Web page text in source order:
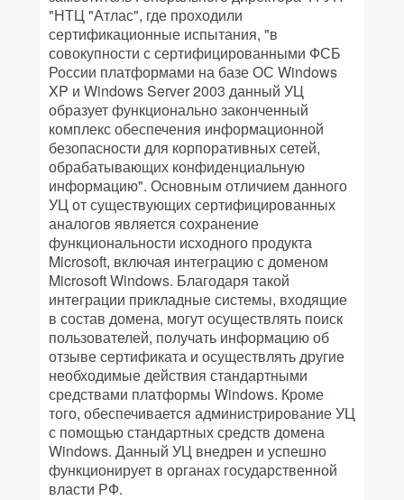
"НТЦ "Атлас", где проходили
сертификационные испытания, "в
совокупности с сертифицированными ФСБ
России платформами на базе ОС Windows
XP и Windows Server 2003 данный УЦ
образует функционально законченный
комплекс обеспечения информационной
безопасности для корпоративных сетей,
обрабатывающих конфиденциальную
информацию". Основным отличием данного
УЦ от существующих сертифицированных
аналогов является сохранение
функциональности исходного продукта
Microsoft, включая интеграцию с доменом
Microsoft Windows. Благодаря такой
интеграции прикладные системы, входящие
в состав домена, могут осуществлять поиск
пользователей, получать информацию об
отзыве сертификата и осуществлять другие
необходимые действия стандартными
средствами платформы Windows. Кроме
того, обеспечивается администрирование УЦ
с помощью стандартных средств домена
Windows. Данный УЦ внедрен и успешно
функционирует в органах государственной
власти РФ.